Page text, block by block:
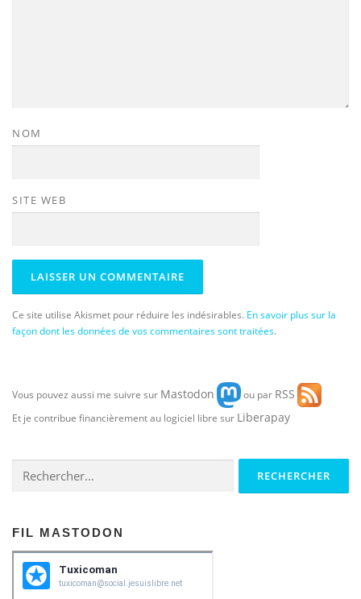
NOM
SITE WEB
Ce site utilise Akismet pour réduire les indésirables. En savoir plus sur la
façon dont les données de vos commentaires sont traitées.
Vous pouvez aussi me suivre sur Mastodon ou par RSS
Et je contribue financièrement au logiciel libre sur Liberapay
FIL MASTODON